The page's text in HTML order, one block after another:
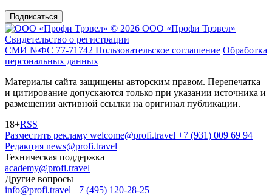
Подписаться
© 2026 ООО «Профи Трэвeл»
Свидетельство о регистрации
СМИ №ФС 77-71742 Пользовательское соглашение Обработка
персональных данных
Материалы сайта защищены авторским правом. Перепечатка
и цитирование допускаются только при указании источника и
размещении активной ссылки на оригинал публикации.
18+RSS
Разместить рекламу welcome@profi.travel +7 (931) 009 69 94
Редакция news@profi.travel
Техническая поддержка
academy@profi.travel
Другие вопросы
info@profi.travel +7 (495) 120-28-25